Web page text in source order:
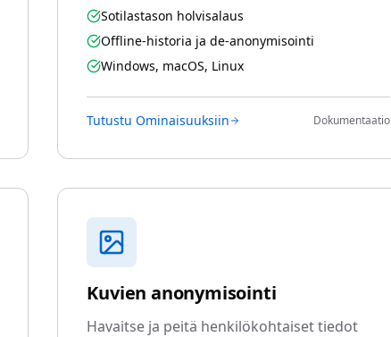
Sotilastason holvisalaus
Offline-historia ja de-anonymisointi
Windows, macOS, Linux
Tutustu Ominaisuuksiin Dokumentaatio
Kuvien anonymisointi
Havaitse ja peitä henkilökohtaiset tiedot